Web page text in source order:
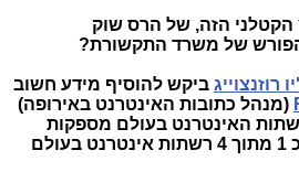
הקטלני הזה, של הרס שוק
של משרד התקשורת?
רוזנצוייג ביקש להוסיף מידע חשוב
(מנהל כתובות האינטרנט באירופה)
28% מרשתות האינטרנט בעולם מספקות
ניתוב ב-IPv6, כלומר רק כ 1 מתוך 4 רשתות אינטרנט בעולם